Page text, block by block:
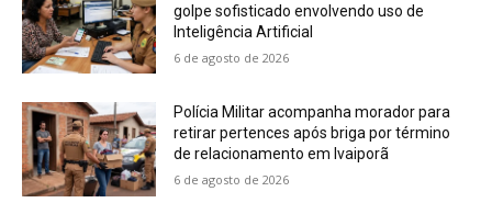
golpe sofisticado envolvendo uso de
Inteligência Artificial
6 de agosto de 2026
Polícia Militar acompanha morador para
retirar pertences após briga por término
de relacionamento em Ivaiporã
6 de agosto de 2026